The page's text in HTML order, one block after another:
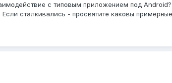
с типовым приложением под
сталкивались - просвятите каковы